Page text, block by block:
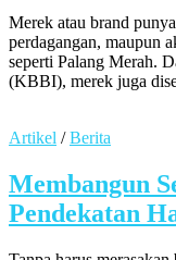
Merek atau brand
perdagangan, maupun
seperti Palang Merah.
(KBBI), merek juga
Artikel /Berita
Membangun
Pendekatan